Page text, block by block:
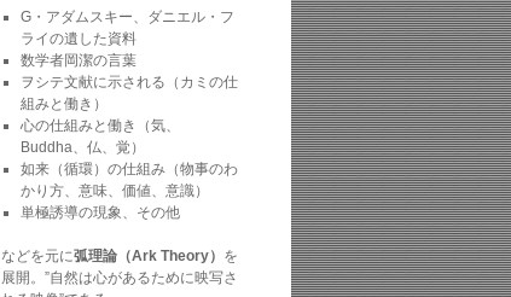
G・アダムスキー、ダニエル・フ
ライの遺した資料
数学者岡潔の言葉
ヲシテ文献に示される（カミの仕
組みと働き）
心の仕組みと働き（気、
Buddha、仏、覚）
如来（循環）の仕組み（物事のわ
かり方、意味、価値、意識）
単極誘導の現象、その他
などを元に弧理論（Ark Theory） を
展開。”自然は心があるために映写さ